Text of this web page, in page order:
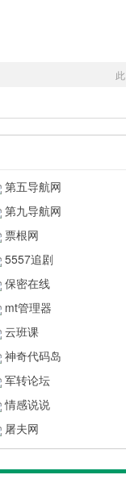
第五导航网
第九导航网
票根网
5557追剧
保密在线
mt管理器
云班课
神奇代码岛
军转论坛
情感说说
屠夫网